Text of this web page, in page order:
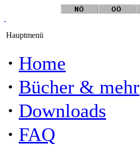
Hauptmenü
· Home
· Bücher & mehr
· Downloads
· FAQ